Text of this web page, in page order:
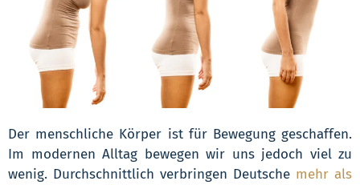
Der menschliche Körper ist für Bewegung geschaffen.
Im modernen Alltag bewegen wir uns jedoch viel zu
wenig. Durchschnittlich verbringen Deutsche mehr als